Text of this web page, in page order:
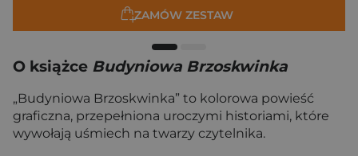
ZAMÓW ZESTAW
O książce Budyniowa Brzoskwinka
„Budyniowa Brzoskwinka” to kolorowa powieść
graficzna, przepełniona uroczymi historiami, które
wywołają uśmiech na twarzy czytelnika.